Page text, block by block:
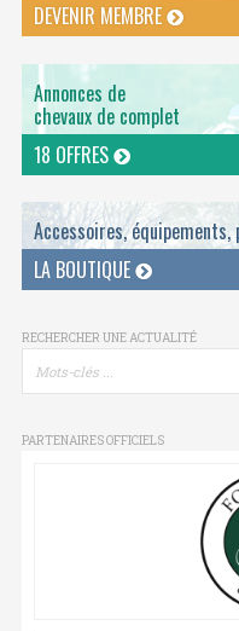
DEVENIR MEMBRE
Annonces de
chevaux de complet
18 OFFRES
Accessoires,
LA BOUTIQUE
RECHERCHER UNE ACTUALITÉ
PARTENAIRES OFFICIELS